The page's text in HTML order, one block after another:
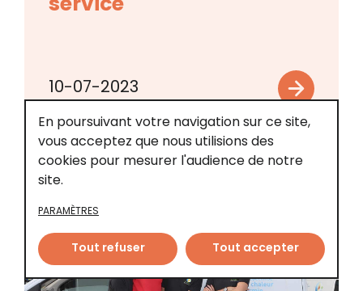
service
10-07-2023
En poursuivant votre navigation sur ce site,
vous acceptez que nous utilisions des
cookies pour mesurer l'audience de notre
site.
PARAMÈTRES
Tout refuser Tout accepter